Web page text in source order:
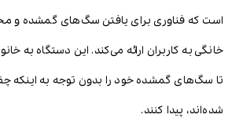
است که فناوری برای یافتن سگ‌های گمشده و
خانگی به کاربران ارائه می‌کند. این دستگاه به
تا سگ‌های گمشده خود را بدون توجه به اینکه
شده‌اند، پیدا کنند.